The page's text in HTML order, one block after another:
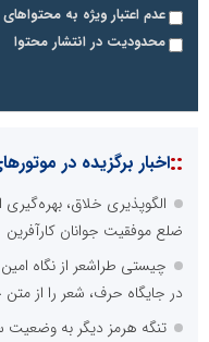
عدم اعتبار ویژه به
محدودیت در انتشار محتوا
::اخبار برگزیده در
الگوپذیری خلاق،
ضلع موفقیت جوانان کارآفرین
چیستی طراشعر از نگاه
در جایگاه حرف، شعر را از
تنگه هرمز دیگر به وضعیت